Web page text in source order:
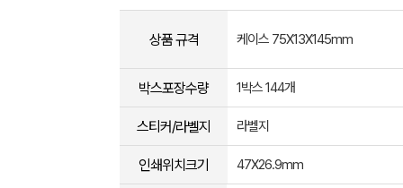
상품 규격 케이스 75X13X145mm
박스포장수량 1박스 144개
스티커/라벨지 라벨지
인쇄위치크기 47X26.9mm